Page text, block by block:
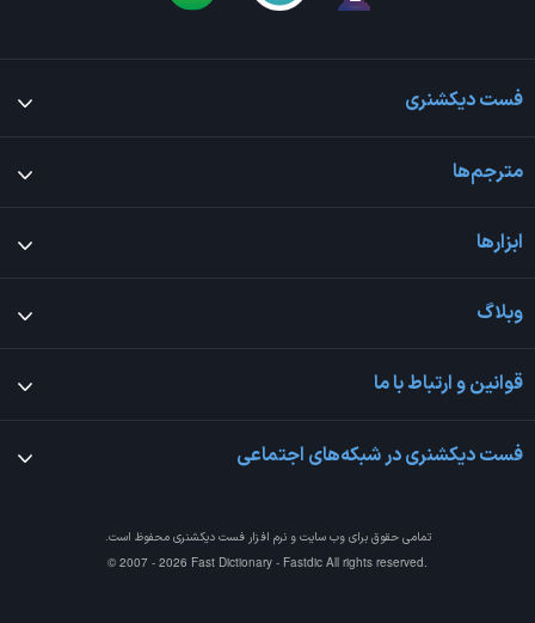
فست دیکشنری
مترجم‌ها
ابزارها
وبلاگ
قوانین و ارتباط با ما
فست دیکشنری در شبکه‌های اجتماعی
تمامی حقوق برای وب سایت و نرم افزارفست دیکشنری محفوظ است.
© 2007 - 2026 Fast Dictionary - Fastdic All rights reserved.